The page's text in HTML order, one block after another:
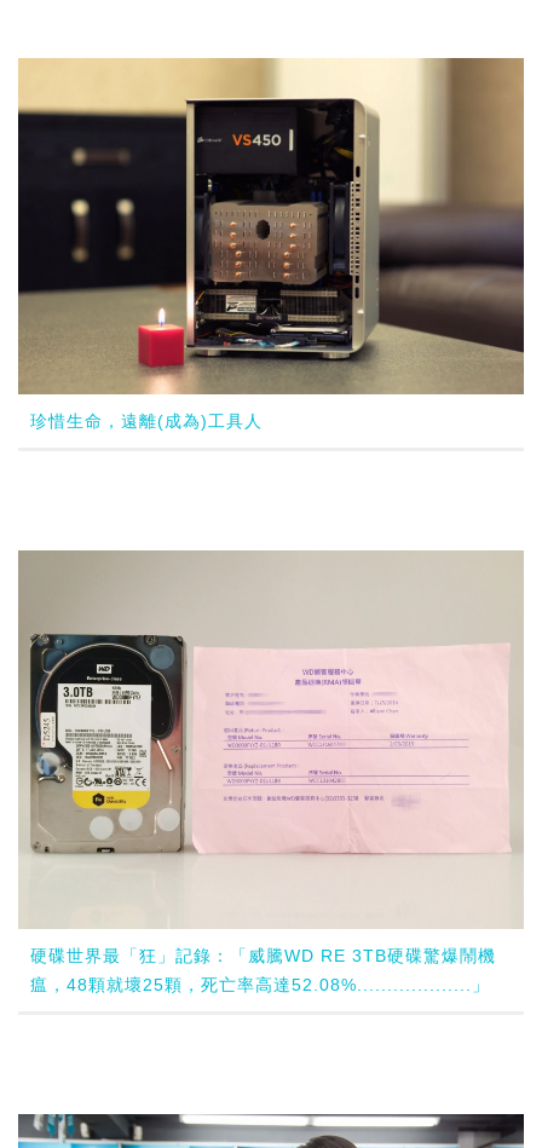
珍惜生命，遠離(成為)工具人
硬碟世界最「狂」記錄：「威騰WD RE 3TB硬碟驚爆鬧機
瘟，48顆就壞25顆，死亡率高達52.08%...................」